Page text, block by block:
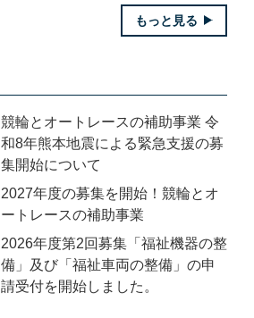
もっと見る
競輪とオートレースの補助事業 令
和8年熊本地震による緊急支援の募
集開始について
2027年度の募集を開始！競輪とオ
ートレースの補助事業
2026年度第2回募集「福祉機器の整
備」及び「福祉車両の整備」の申
請受付を開始しました。